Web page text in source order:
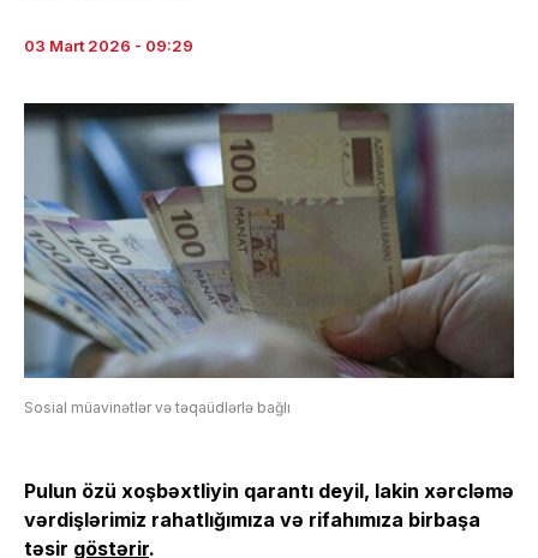
03 Mart 2026 - 09:29
Sosial müavinətlər və təqaüdlərlə bağlı
Pulun özü xoşbəxtliyin qarantı deyil, lakin xərcləmə
vərdişlərimiz rahatlığımıza və rifahımıza birbaşa
təsir göstərir.